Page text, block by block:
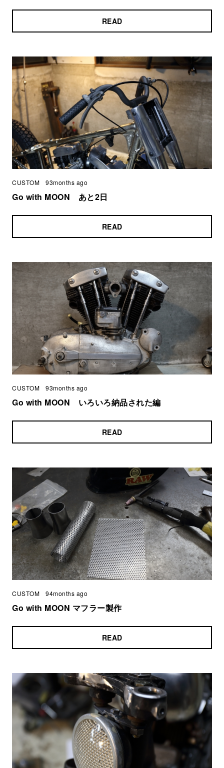
READ
CUSTOM 93months ago
Go with MOON あと2日
READ
CUSTOM 93months ago
Go with MOON いろいろ納品された編
READ
CUSTOM 94months ago
Go with MOON マフラー製作
READ